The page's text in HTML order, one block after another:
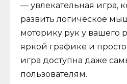
— увлекательная игра,
развить логическое
моторику рук у вашего
яркой графике и
игра доступна даже
пользователям.